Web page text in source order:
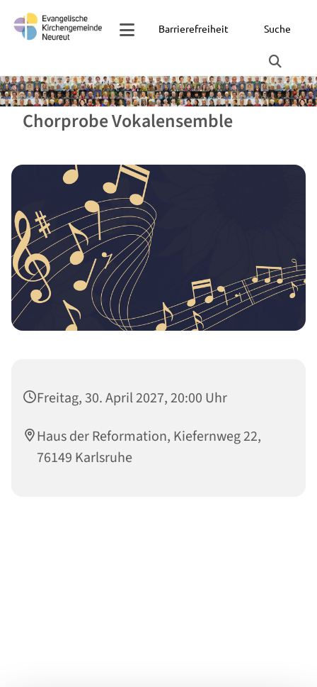
Barrierefreiheit Suche
Chorprobe Vokalensemble
Freitag, 30. April 2027, 20:00 Uhr
Haus der Reformation, Kiefernweg 22,
76149 Karlsruhe